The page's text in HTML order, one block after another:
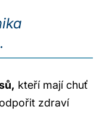
kteří mají chuť
zdraví